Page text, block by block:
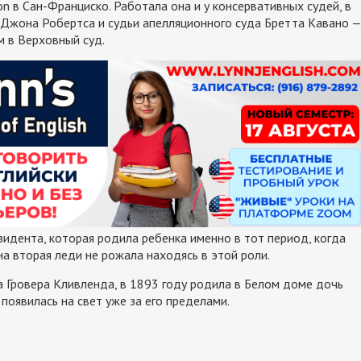
Сан-Франциско. Работала она и у консервативных судей, в
Робертса и судьи апелляционного суда Бретта Кавано —
в Верховный суд.
которая родила ребенка именно в тот период, когда
леди не рожала находясь в этой роли.
Кливленда, в 1893 году родила в Белом доме дочь
на свет уже за его пределами.